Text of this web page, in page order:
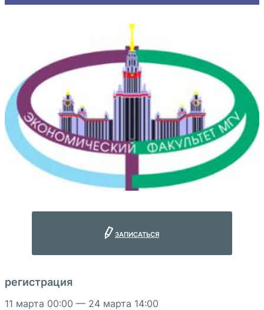
записаться
регистрация
11 марта 00:00 — 24 марта 14:00